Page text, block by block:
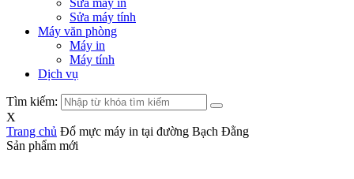
Sửa máy in
Sửa máy tính
Máy văn phòng
Máy in
Máy tính
Dịch vụ
Tìm kiếm:
X
Trang chủ Đổ mực máy in tại đường Bạch Đằng
Sản phẩm mới